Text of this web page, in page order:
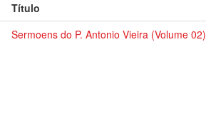
Título
Sermoens do P. Antonio Vieira (Volume 02)